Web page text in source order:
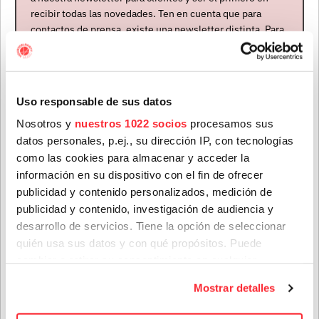
Uso responsable de sus datos
Nosotros y nuestros 1022 socios procesamos sus
datos personales, p.ej., su dirección IP, con tecnologías
como las cookies para almacenar y acceder la
información en su dispositivo con el fin de ofrecer
publicidad y contenido personalizados, medición de
publicidad y contenido, investigación de audiencia y
desarrollo de servicios. Tiene la opción de seleccionar
quién usa sus datos y con qué propósitos. Puede
Mostrar detalles
RAZORLIGHT
17 NOV. 2026 Tickets
+RAZORLIGHT
+THE K’S
Sala Moon
18 NOV. 2026
+RAZORLIGHT
+THE K’S
Barcelona
Wolf
recibir todas las novedades. Ten en cuenta que para
contactos de prensa, existe una newsletter distinta. Para
formar parte de ella, envíanos un mensaje a
Apellidos
Correo electrónico*